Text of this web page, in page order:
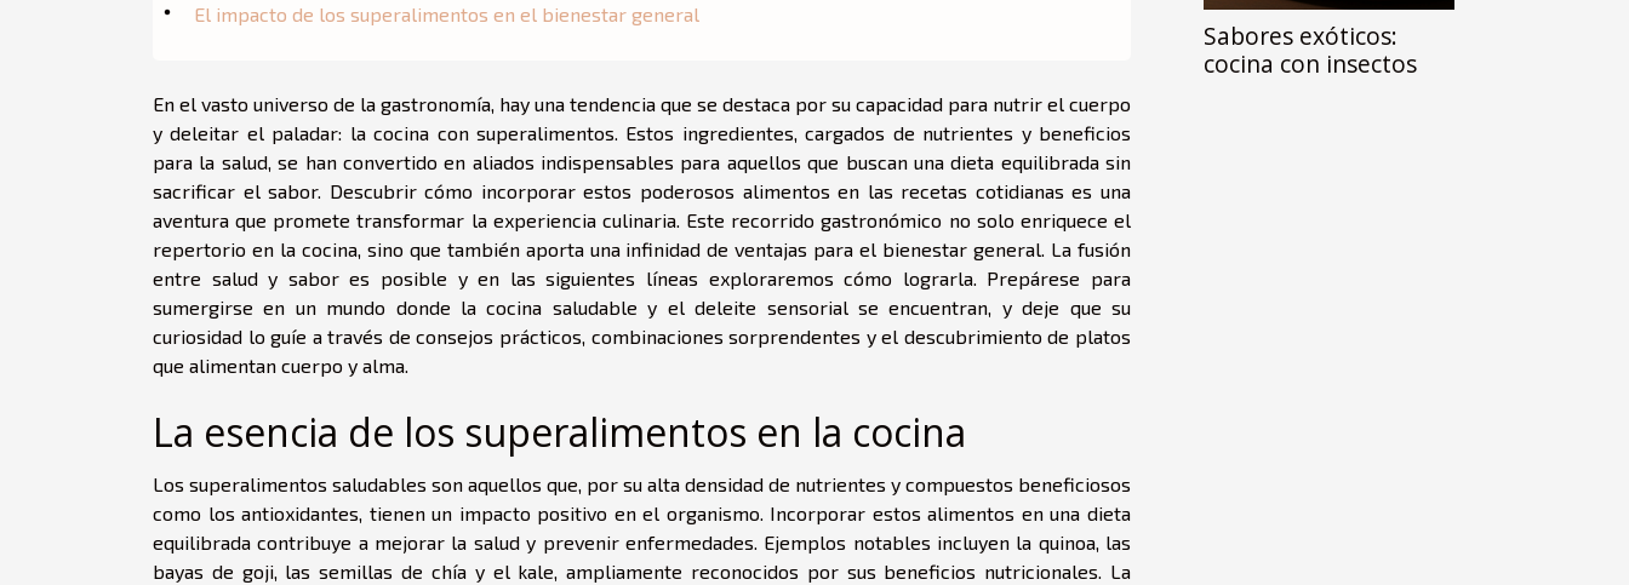
El impacto de los superalimentos en el bienestar general
En el vasto universo de la gastronomía, hay una tendencia que se destaca por su capacidad para nutrir el cuerpo
y deleitar el paladar: la cocina con superalimentos. Estos ingredientes, cargados de nutrientes y beneficios
para la salud, se han convertido en aliados indispensables para aquellos que buscan una dieta equilibrada sin
sacrificar el sabor. Descubrir cómo incorporar estos poderosos alimentos en las recetas cotidianas es una
aventura que promete transformar la experiencia culinaria. Este recorrido gastronómico no solo enriquece el
repertorio en la cocina, sino que también aporta una infinidad de ventajas para el bienestar general. La fusión
entre salud y sabor es posible y en las siguientes líneas exploraremos cómo lograrla. Prepárese para
sumergirse en un mundo donde la cocina saludable y el deleite sensorial se encuentran, y deje que su
curiosidad lo guíe a través de consejos prácticos, combinaciones sorprendentes y el descubrimiento de platos
que alimentan cuerpo y alma.
La esencia de los superalimentos en la cocina
Los superalimentos saludables son aquellos que, por su alta densidad de nutrientes y compuestos beneficiosos
como los antioxidantes, tienen un impacto positivo en el organismo. Incorporar estos alimentos en una dieta
equilibrada contribuye a mejorar la salud y prevenir enfermedades. Ejemplos notables incluyen la quinoa, las
bayas de goji, las semillas de chía y el kale, ampliamente reconocidos por sus beneficios nutricionales. La
Sabores exóticos:
cocina con insectos